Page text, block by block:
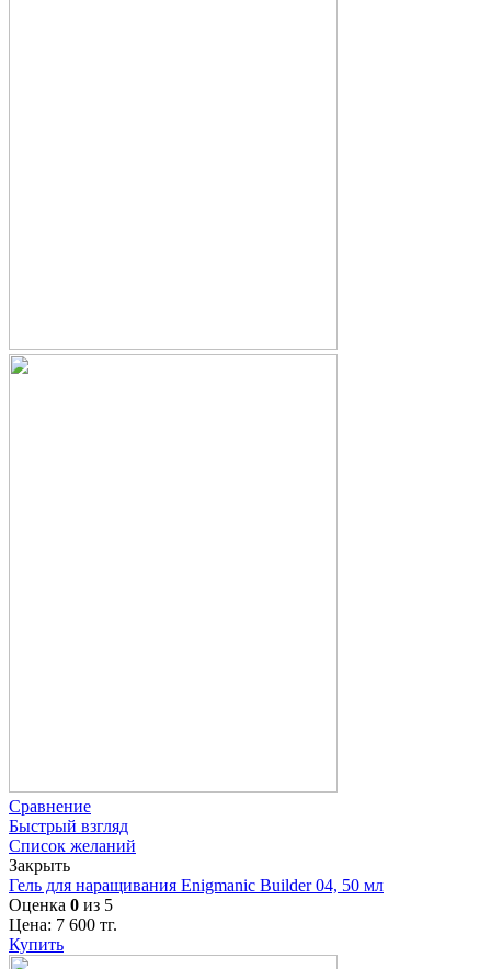
Сравнение
Быстрый взгляд
Список желаний
Закрыть
Гель для наращивания Enigmanic Builder 04, 50 мл
Оценка 0 из 5
Цена: 7 600 тг.
Купить